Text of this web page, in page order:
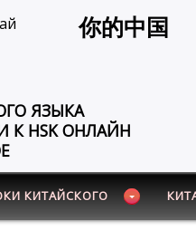
你的中国
ЯЗЫКА
К HSK ОНЛАЙН
КИТАЙСКОГО